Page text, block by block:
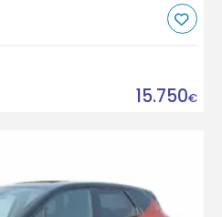
15.750€